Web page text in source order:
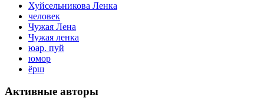
Хуйсельникова Ленка
человек
Чужая Лена
Чужая ленка
юар. пуй
юмор
ёрш
Активные авторы